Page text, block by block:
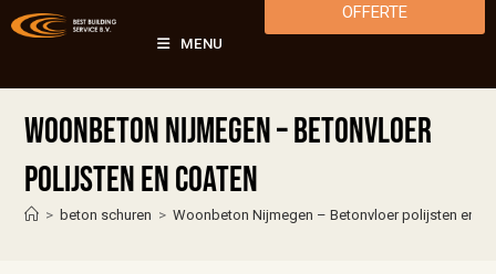
MENU
OFFERTE
Woonbeton Nijmegen – Betonvloer
polijsten en coaten
> beton schuren > Woonbeton Nijmegen – Betonvloer polijsten en